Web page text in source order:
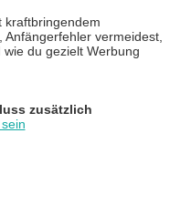
kraftbringendem
vermeidest,
du gezielt Werbung
zusätzlich